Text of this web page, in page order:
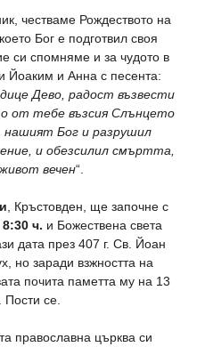
честваме Рождеството на
Бог е подготвил своя
си спомняме и за чудото в
Йоаким и Анна с песента:
Дево, радост възвести
от тебе възсия Слънцето
Бог и разрушил
и обезсилил смъртта,
вечен“.
, Кръстовден, ще започне с
8:30 ч. и Божествена света
дата през 407 г. Св. Йоан
но заради взжността на
почита паметта му на 13
се.
православна църква си